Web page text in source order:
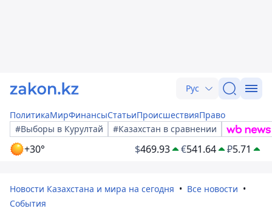
Рус
ПолитикаМирФинансыСтатьиПроисшествияПраво
#Выборы в Курултай
#Казахстан в сравнении
+30° $469.93 €541.64 ₽5.71
Новости Казахстана и мира на сегодня
Все новости
События